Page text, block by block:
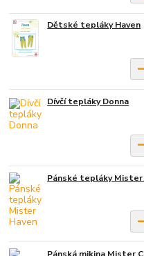
Dětské tepláky Haven
Dívčí tepláky Donna
Pánské tepláky Mister